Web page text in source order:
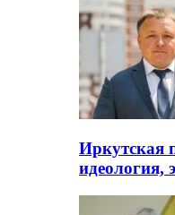
Иркутская
идеология,